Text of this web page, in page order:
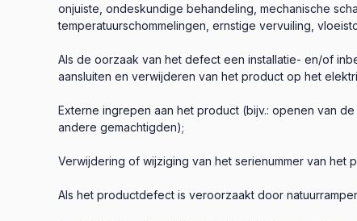
onjuiste, ondeskundige behandeling, mechanische
temperatuurschommelingen, ernstige vervuiling,
Als de oorzaak van het defect een installatie- en/of
aansluiten en verwijderen van het product op het
Externe ingrepen aan het product (bijv.: openen van
andere gemachtigden);
Verwijdering of wijziging van het serienummer van het
Als het productdefect is veroorzaakt door